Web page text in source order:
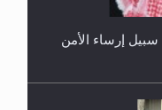
إرساء الأمن